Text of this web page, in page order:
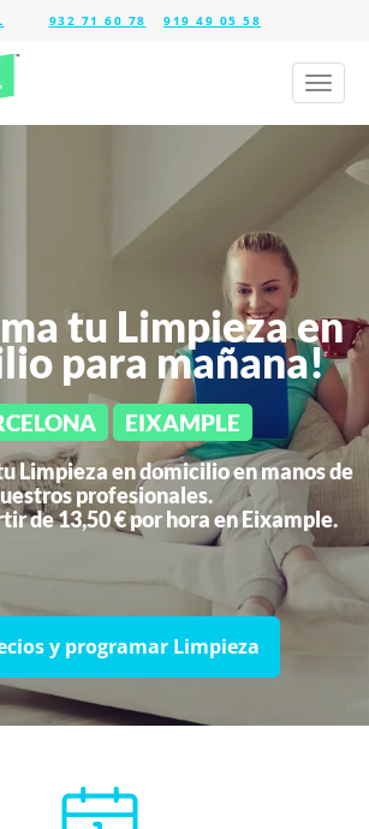
932 71 60 78 919 49 05 58
Toggle
tu Limpieza en
para mañana!
EIXAMPLE
Limpieza en domicilio en manos de
profesionales.
de 13,50 € por hora enEixample.
y programar Limpieza